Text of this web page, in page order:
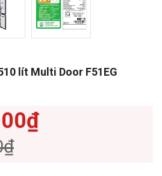
lít Multi Door F51EG